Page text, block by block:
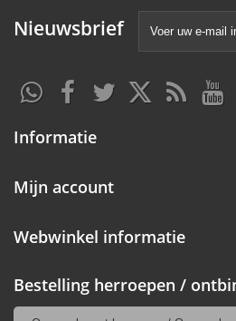
Nieuwsbrief
Informatie
Mijn account
Webwinkel informatie
Bestelling herroepen /